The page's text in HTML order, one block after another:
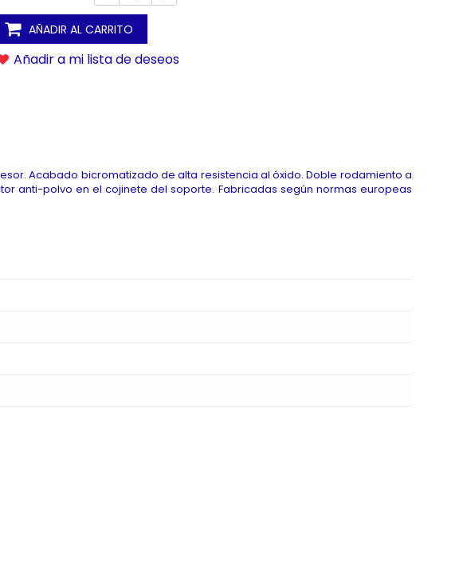
AÑADIR AL CARRITO
Añadir a mi lista de deseos
Acabado bicromatizado de alta resistencia al óxido. Doble rodamiento a
anti-polvo en el cojinete del soporte. Fabricadas según normas europeas